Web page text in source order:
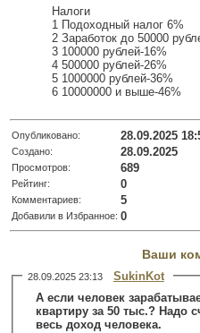
Налоги
1 Подоходный налог 6%
2 Заработок до 50000
3 100000 рублей-16%
4 500000 рублей-26%
5 1000000 рублей-36%
6 10000000 и выше-46%
Опубликовано: 28.09.2025
Создано: 28.09.2025
Просмотров: 689
Рейтинг: 0
Комментариев: 5
Добавили в Избранное: 0
Ваши
28.09.2025 23:13
SukinKot
А если человек
квартиру за 50 тыс.? Надо
весь доход человека.